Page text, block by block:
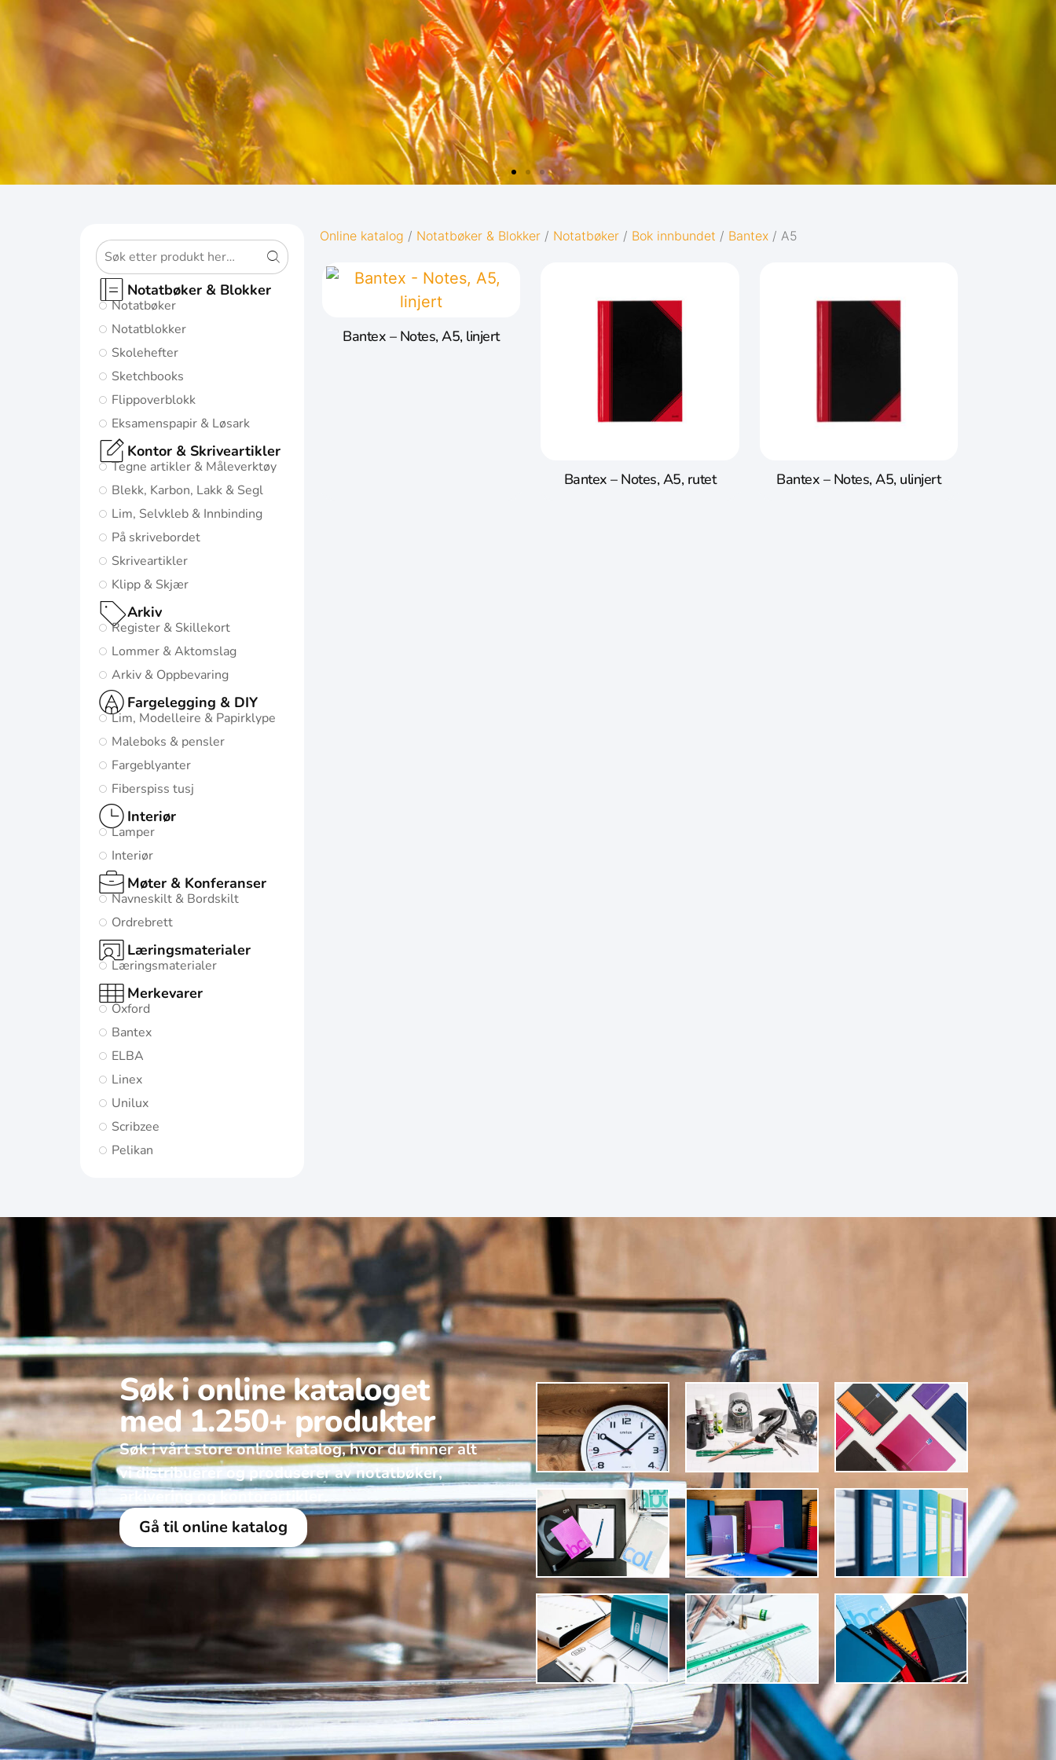
OXFORD
ORIGINS
Gi notatene
mulige starten i
livet:
Diskré og
minimalistisk
design
naturinspirerte
farger med
Oxford
Origins
Notatbøker & Blokker
Notatbøker
Notatblokker
Skolehefter
Sketchbooks
Flippoverblokk
Eksamenspapir & Løsark
Kontor & Skriveartikler
Tegne artikler & Måleverktøy
Blekk, Karbon, Lakk & Segl
Lim, Selvkleb & Innbinding
På skrivebordet
Skriveartikler
Klipp & Skjær
Arkiv
Register & Skillekort
Lommer & Aktomslag
Arkiv & Oppbevaring
Fargelegging & DIY
Lim, Modelleire & Papirklype
Maleboks & pensler
Fargeblyanter
Fiberspiss tusj
Interiør
Lamper
Interiør
Møter & Konferanser
Navneskilt & Bordskilt
Ordrebrett
Læringsmaterialer
Læringsmaterialer
Merkevarer
Oxford
Bantex
ELBA
Linex
Unilux
Scribzee
Pelikan
Online katalog / Notatbøker & Blokker / Notatbøker / Bok innbundet / Bantex / A5
Bantex – Notes, A5, linjert
Bantex – Notes, A5, rutet Bantex – Notes, A5, ulinjert
Søk i online kataloget
med 1.250+ produkter
Søk i vårt store online katalog, hvor du finner alt
vi distribuerer og produserer av notatbøker,
arkivering og kontorartikler.
Gå til online katalog